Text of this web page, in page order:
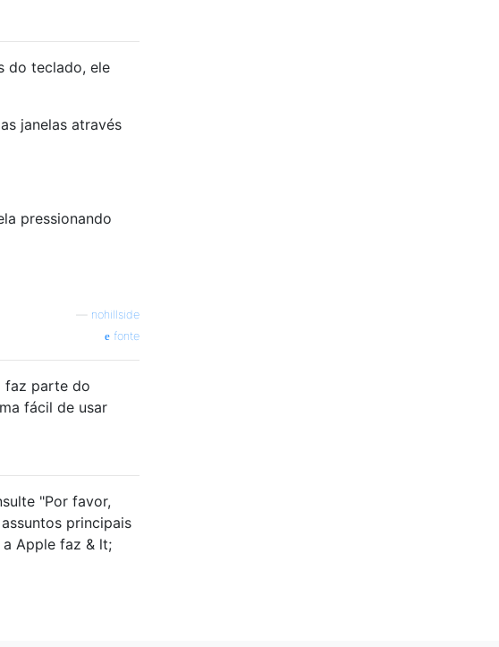
do teclado, ele
janelas através
pressionando
nohillside
fonte
faz parte do
fácil de usar
"Por favor,
principais
Apple faz & lt;